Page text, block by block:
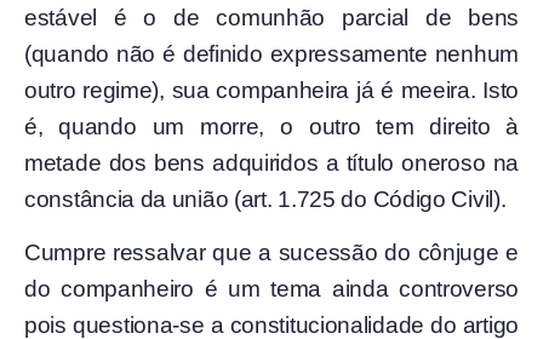
estável é o de comunhão parcial de bens
(quando não é definido expressamente nenhum
outro regime), sua companheira já é meeira. Isto
é, quando um morre, o outro tem direito à
metade dos bens adquiridos a título oneroso na
constância da união (art. 1.725 do Código Civil).
Cumpre ressalvar que a sucessão do cônjuge e
do companheiro é um tema ainda controverso
pois questiona-se a constitucionalidade do artigo